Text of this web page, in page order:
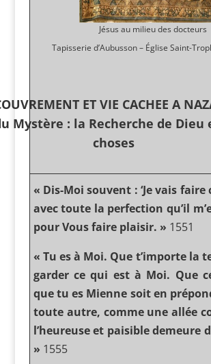
Jésus au milieu des docteurs
Tapisserie d’Aubusson – Église Saint-
ET VIE CACHEE A
Mystère : la Recherche de Dieu
choses
« Dis-Moi souvent : ‘Je vais
avec toute la perfection qu’il
pour Vous faire plaisir. » 1551
« Tu es à Moi. Que t’importe la
garder ce qui est à Moi. Que
que tu es Mienne soit en
toute autre, comme une allée
l’heureuse et paisible demeure
» 1555